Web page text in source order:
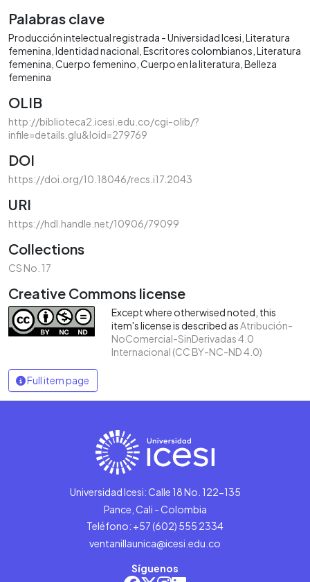
Palabras clave
Producción intelectual registrada - Universidad Icesi Literatura
femenina Identidad nacional Escritores colombianos Literatura
femenina Cuerpo femenino Cuerpo en la literatura Belleza
femenina
OLIB
http://biblioteca2.icesi.edu.co/cgi-olib/?
infile=details.glu&loid=279769
DOI
https://doi.org/10.18046/recs.i17.2043
URI
https://hdl.handle.net/10906/79099
Collections
CS No. 17
Creative Commons license
Except where otherwised noted, this
item's license is described asAtribución-
NoComercial-SinDerivadas 4.0
Internacional (CC BY-NC-ND 4.0)
Full item page
Universidad Icesi: Calle 18 No. 122-135
Pance, Cali - Colombia
Teléfono: +57 (602) 555 2334
ventanillaunica@icesi.edu.co
Síguenos